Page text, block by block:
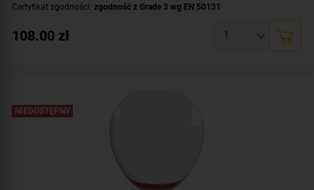
Certyfikat zgodności: zgodność z Grade 3 wg EN 50131
Dodatkowe informacje:
108.00 zł
NIEDOSTĘPNY